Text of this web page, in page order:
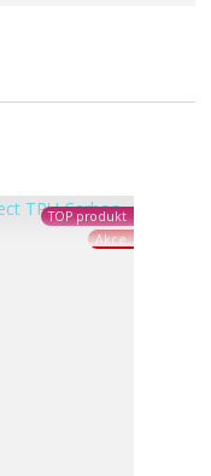
TOP produkt
Akce